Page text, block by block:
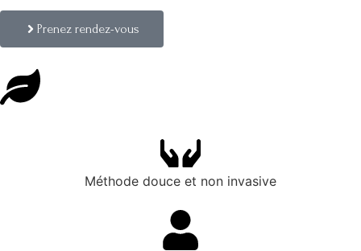
Prenez rendez-vous
Méthode douce et non invasive